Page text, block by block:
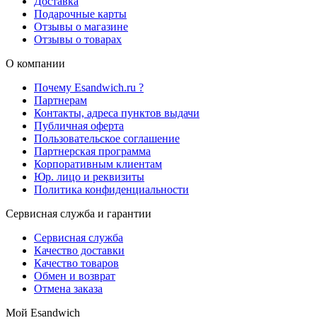
Подарочные карты
Отзывы о магазине
Отзывы о товарах
О компании
Почему Esandwich.ru ?
Партнерам
Контакты, адреса пунктов выдачи
Публичная оферта
Пользовательское соглашение
Партнерская программа
Корпоративным клиентам
Юр. лицо и реквизиты
Политика конфиденциальности
Сервисная служба и гарантии
Сервисная служба
Качество доставки
Качество товаров
Обмен и возврат
Отмена заказа
Мой Esandwich